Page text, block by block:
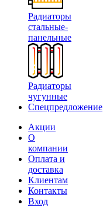
Радиаторы
стальные-
панельные
Радиаторы
чугунные
Спецпредложение
Акции
О
компании
Оплата и
доставка
Клиентам
Контакты
Вход